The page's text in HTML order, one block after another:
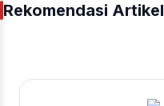
Rekomendasi Artikel